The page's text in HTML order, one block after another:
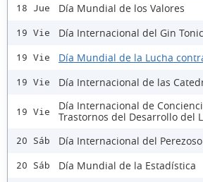
18 Jue Día Mundial de los Valores
19 Vie Día Internacional del Gin Tonic
19 Vie Día Mundial de la Lucha
19 Vie Día Internacional de las
19 Vie
Día Internacional de
Trastornos del Desarrollo del
20 Sáb Día Internacional del Perezoso
20 Sáb Día Mundial de la Estadística